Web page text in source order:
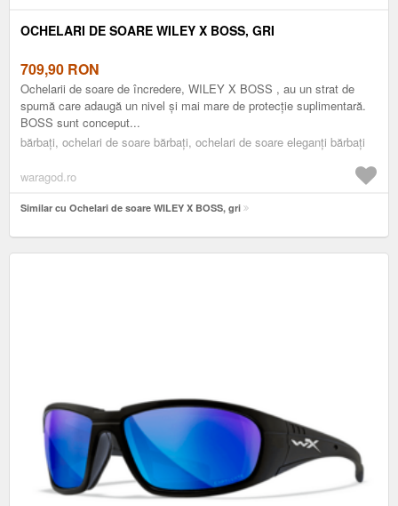
OCHELARI DE SOARE WILEY X BOSS, GRI
709,90 RON
Ochelarii de soare de încredere, WILEY X BOSS , au un strat de
spumă care adaugă un nivel și mai mare de protecție suplimentară.
BOSS sunt conceput...
bărbați, ochelari de soare bărbați, ochelari de soare eleganți bărbați
waragod.ro
Similar cu Ochelari de soare WILEY X BOSS, gri